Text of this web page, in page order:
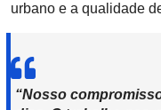
urbano e a qualidade
“Nosso